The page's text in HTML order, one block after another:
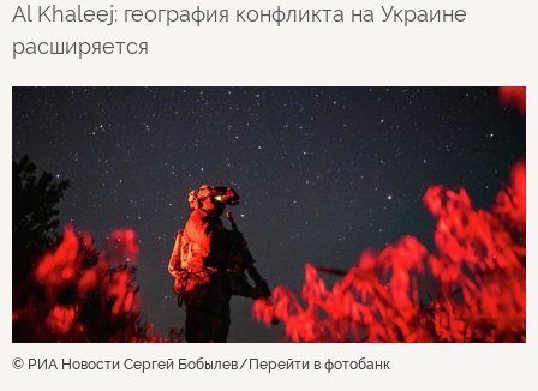
Al Khaleej: география конфликта на Украине
расширяется
© РИА Новости Сергей Бобылев Перейти в фотобанк